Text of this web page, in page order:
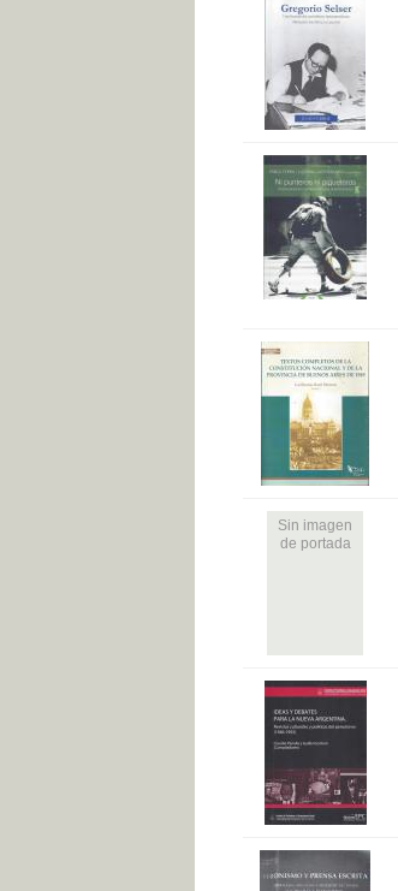
Sin imagen
de portada